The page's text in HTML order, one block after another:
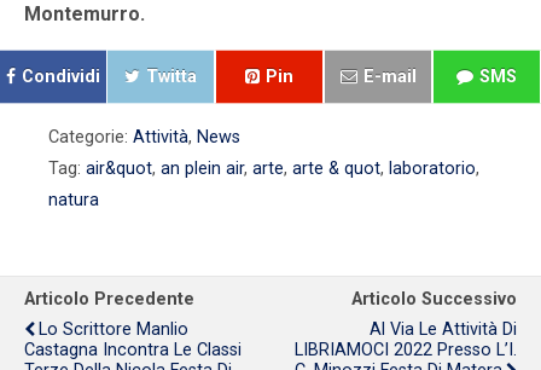
Montemurro.
Condividi Twitta Pin E-mail SMS
Categorie: Attività, News
Tag: air&quot, an plein air, arte, arte & quot, laboratorio,
natura
Articolo Precedente
Lo Scrittore Manlio
Castagna Incontra Le Classi
Articolo Successivo
Al Via Le Attività Di
LIBRIAMOCI 2022 Presso L’I.